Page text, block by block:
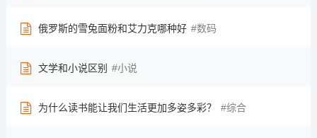
俄罗斯的雪兔面粉和艾力克哪种好 数码
文学和小说区别 小说
为什么读书能让我们生活更加多姿多彩？ 综合